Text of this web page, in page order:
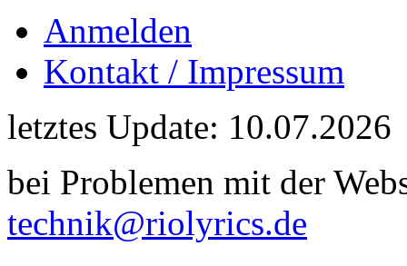
Anmelden
Kontakt / Impressum
letztes Update: 10.07.2026
bei Problemen mit der
technik@riolyrics.de